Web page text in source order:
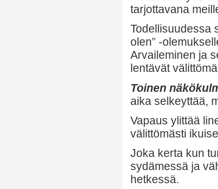
tarjottavana
Todellisuudessa
olen” -
Arvaileminen ja
lentävät
Toinen
aika selkeyttää,
Vapaus ylittää
välittömästi
Joka kerta kun
sydämessä ja
hetkessä.